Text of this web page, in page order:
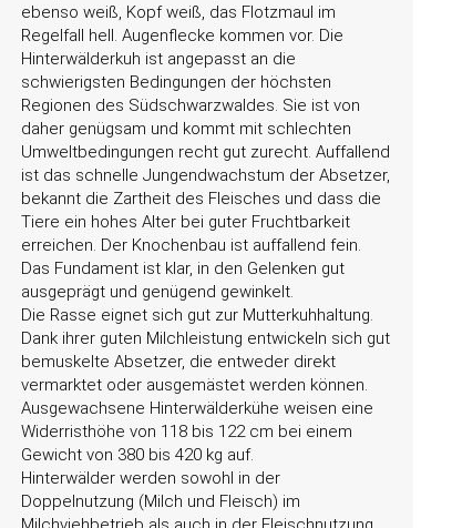
ebenso weiß, Kopf weiß, das Flotzmaul im
Regelfall hell. Augenflecke kommen vor. Die
Hinterwälderkuh ist angepasst an die
schwierigsten Bedingungen der höchsten
Regionen des Südschwarzwaldes. Sie ist von
daher genügsam und kommt mit schlechten
Umweltbedingungen recht gut zurecht. Auffallend
ist das schnelle Jungendwachstum der Absetzer,
bekannt die Zartheit des Fleisches und dass die
Tiere ein hohes Alter bei guter Fruchtbarkeit
erreichen. Der Knochenbau ist auffallend fein.
Das Fundament ist klar, in den Gelenken gut
ausgeprägt und genügend gewinkelt.
Die Rasse eignet sich gut zur Mutterkuhhaltung.
Dank ihrer guten Milchleistung entwickeln sich gut
bemuskelte Absetzer, die entweder direkt
vermarktet oder ausgemästet werden können.
Ausgewachsene Hinterwälderkühe weisen eine
Widerristhöhe von 118 bis 122 cm bei einem
Gewicht von 380 bis 420 kg auf.
Hinterwälder werden sowohl in der
Doppelnutzung (Milch und Fleisch) im